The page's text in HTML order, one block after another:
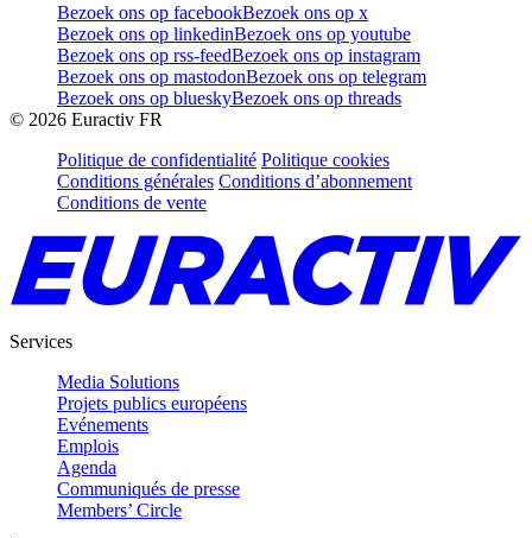
Bezoek ons op facebookBezoek ons op x
Bezoek ons op linkedinBezoek ons op youtube
Bezoek ons op rss-feedBezoek ons op instagram
Bezoek ons op mastodonBezoek ons op telegram
Bezoek ons op blueskyBezoek ons op threads
© 2026 Euractiv FR
Politique de confidentialité Politique cookies
Conditions générales Conditions d’abonnement
Conditions de vente
Services
Media Solutions
Projets publics européens
Evénements
Emplois
Agenda
Communiqués de presse
Members’ Circle